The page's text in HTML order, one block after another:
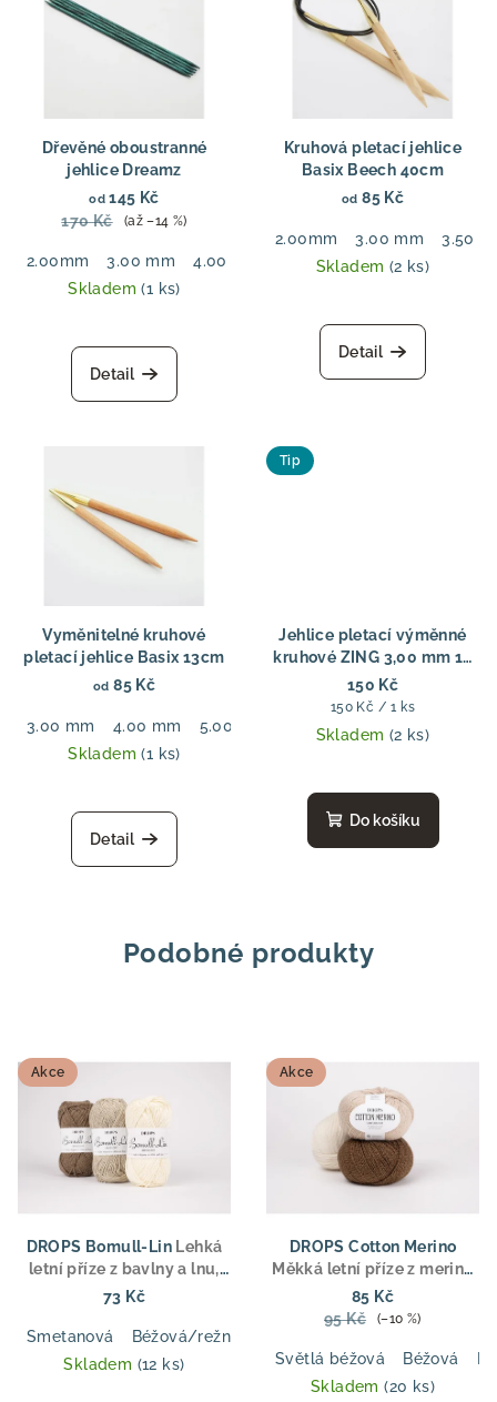
Dřevěné oboustranné
jehlice Dreamz
od 145 Kč
170 Kč
(až –14 %)
2.00mm 3.00 mm 4.00 mm 5.50 mm 6.00 mm
Skladem(1 ks)
Detail
Kruhová pletací jehlice
Basix Beech 40cm
od 85 Kč
2.00mm 3.00 mm
3.50
Skladem (2 ks)
Detail
Vyměnitelné kruhové
pletací jehlice Basix 13cm
od 85 Kč
3.00 mm 4.00 mm 5.00 mm 6.00 mm 7.00 mm
Skladem(1 ks)
Detail
Tip
Jehlice pletací výměnné
kruhové ZING 3,00 mm 13
cm
150 Kč
Měrná
cena:
150 Kč / 1 ks
Skladem (2 ks)
Do košíku
Podobné produkty
Akce
DROPS Bomull-Lin Lehká
letní příze z bavlny a lnu,
aran tloušťka, pro svetry,
73 Kč
Smetanová Béžová/režná
Skladem (12 ks)
Akce
DROPS Cotton Merino
Měkká letní příze z merino
vlny a bavlny, DK tloušťka,
ideální pro svetry, topy a
85 Kč
95 Kč
(–10 %)
Světlá béžová Béžová
Skladem(20 ks)